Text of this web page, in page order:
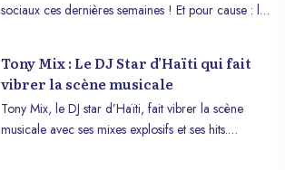
sociaux ces dernières semaines ! Et pour cause : la
culinaire hors norme. Ce défi consistait à cuisiner
pendant 8 jours non-stop, une manière audacieuse
de mettre à l’honneur la richesse de la cuisine
haïtienne. C’est en France, plus précisément au
Tony Mix : Le DJ Star d’Haïti qui fait
vibrer la scène musicale
Tony Mix, le DJ star d’Haïti, fait vibrer la scène
musicale avec ses mixes explosifs et ses hits.